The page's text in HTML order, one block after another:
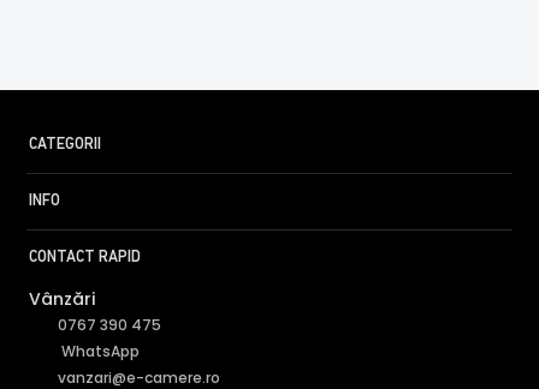
CATEGORII
INFO
CONTACT RAPID
Vânzări
0767 390 475
WhatsApp
vanzari@e-camere.ro